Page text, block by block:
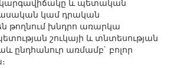
և պետական
կամ դրական
թողնում խնդրո առարկա
շուկայի և տնտեսության
ընդհանուր առմամբ` բոլոր